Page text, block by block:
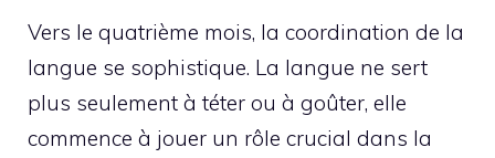
Vers le quatrième mois, la coordination de la
langue se sophistique. La langue ne sert
plus seulement à téter ou à goûter, elle
commence à jouer un rôle crucial dans la